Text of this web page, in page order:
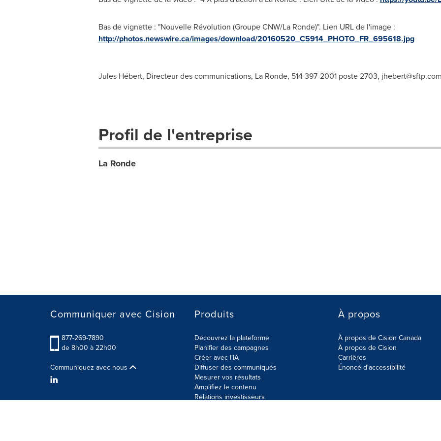
Bas de vignette : "Nouvelle Révolution (Groupe CNW/La Ronde)". Lien URL de l'image :
http://photos.newswire.ca/images/download/20160520_C5914_PHOTO_FR_695618.jpg
Jules Hébert, Directeur des communications, La Ronde, 514 397-2001 poste 2703,
Profil de l'entreprise
La Ronde
Communiquer avec Cision
877-269-7890
de 8h00 à 22h00
Communiquez avec nous
Produits
Découvrez la plateforme
Planifier des campagnes
Créer avec l'IA
Diffuser des communiqués
Mesurer vos résultats
Amplifiez le contenu
Relations investisseurs
À propos
À propos de Cision Canada
À propos de Cision
Carrières
Énoncé d'accessibilité